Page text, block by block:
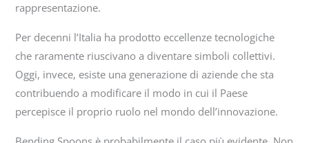
rappresentazione.
Per decenni l’Italia ha prodotto eccellenze tecnologiche
che raramente riuscivano a diventare simboli collettivi.
Oggi, invece, esiste una generazione di aziende che sta
contribuendo a modificare il modo in cui il Paese
percepisce il proprio ruolo nel mondo dell’innovazione.